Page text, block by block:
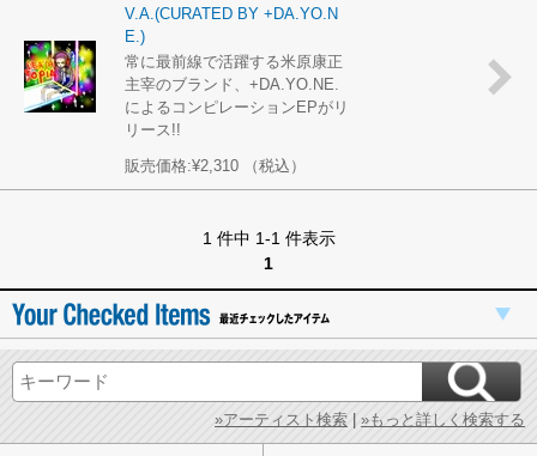
V.A.(CURATED BY +DA.YO.N
E.)
常に最前線で活躍する米原康正
主宰のブランド、+DA.YO.NE.
によるコンピレーションEPがリ
リース!!
販売価格:¥2,310 （税込）
1 件中 1-1 件表示
1
»アーティスト検索 | »もっと詳しく検索する